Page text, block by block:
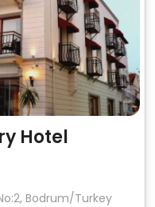
Hotel
Bodrum/Turkey